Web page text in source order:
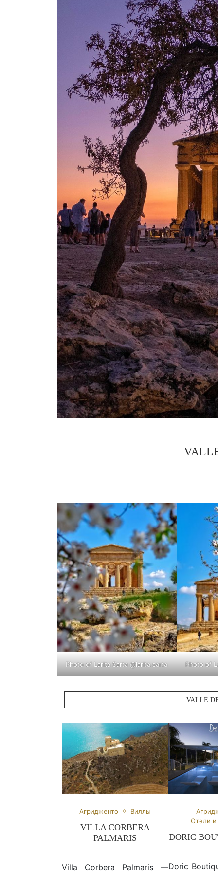
Photo of Larita Sarta@larita.sarta Photo of
VALLE
Агридженто Виллы
VILLA CORBERA
PALMARIS
Villa Corbera Palmaris —
Отели и
DORIC
Doric